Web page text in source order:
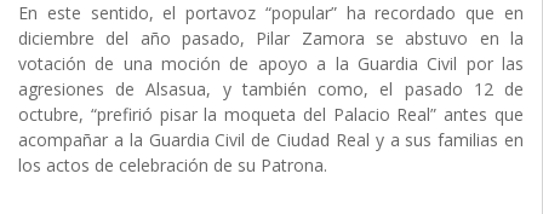
En este sentido, el portavoz “popular” ha recordado que en
diciembre del año pasado, Pilar Zamora se abstuvo en la
votación de una moción de apoyo a la Guardia Civil por las
agresiones de Alsasua, y también como, el pasado 12 de
octubre, “prefirió pisar la moqueta del Palacio Real” antes que
acompañar a la Guardia Civil de Ciudad Real y a sus familias en
los actos de celebración de su Patrona.